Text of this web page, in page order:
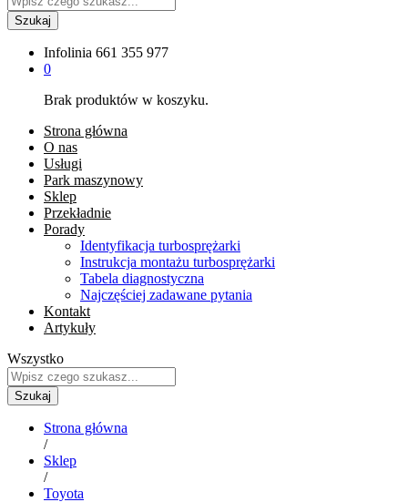
Szukaj
Infolinia 661 355 977
0
Brak produktów w koszyku.
Strona główna
O nas
Usługi
Park maszynowy
Sklep
Przekładnie
Porady
Identyfikacja turbosprężarki
Instrukcja montażu turbosprężarki
Tabela diagnostyczna
Najczęściej zadawane pytania
Kontakt
Artykuły
Wszystko
Szukaj
Strona główna
/
Sklep
/
Toyota